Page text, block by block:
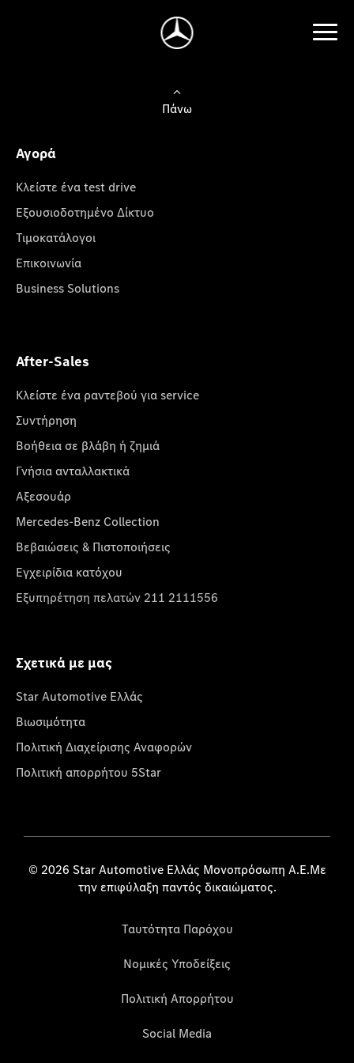
Πάνω
Αγορά
Κλείστε ένα test drive
Εξουσιοδοτημένο Δίκτυο
Τιμοκατάλογοι
Επικοινωνία
Business Solutions
After-Sales
Κλείστε ένα ραντεβού για service
Συντήρηση
Βοήθεια σε βλάβη ή ζημιά
Γνήσια ανταλλακτικά
Αξεσουάρ
Mercedes-Benz Collection
Βεβαιώσεις & Πιστοποιήσεις
Εγχειρίδια κατόχου
Εξυπηρέτηση πελατών 211 2111556
Σχετικά με μας
Star Automotive Ελλάς
Βιωσιμότητα
Πολιτική Διαχείρισης Αναφορών
Πολιτική απορρήτου 5Star
© 2026 Star Automotive Ελλάς Μονοπρόσωπη Α.Ε.Με
την επιφύλαξη παντός δικαιώματος.
Ταυτότητα Παρόχου
Νομικές Υποδείξεις
Πολιτική Απορρήτου
Social Media